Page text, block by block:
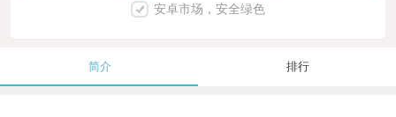
安卓市场，安全绿色
简介 排行